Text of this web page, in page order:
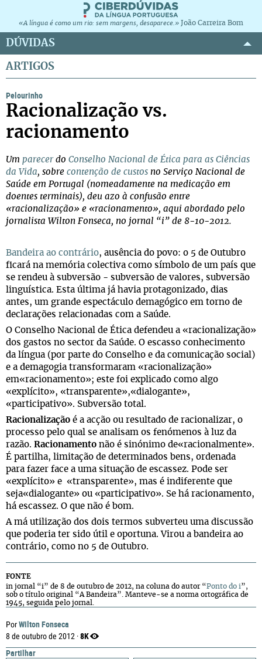
«A língua é como um rio: sem margens, desaparece.» João Carreira Bom
DÚVIDAS
ARTIGOS
PorWilton Fonseca
8 de outubro de 2012 ·8K
Partilhar
Pelourinho
Racionalização vs.
racionamento
Um parecerdo Conselho Nacional de Ética para as Ciências
da Vida, sobre contenção de custos no Serviço Nacional de
Saúde em Portugal (nomeadamente na medicação em
doentes terminais), deu azo à confusão entre
«racionalização» e «racionamento», aqui abordado pelo
jornalista Wilton Fonseca, no jornal “i” de 8-10-2012.
Bandeira ao contrário, ausência do povo: o 5 de Outubro
ficará na memória colectiva como símbolo de um país que
se rendeu à subversão - subversão de valores, subversão
linguística. Esta última já havia protagonizado, dias
antes, um grande espectáculo demagógico em torno de
declarações relacionadas com a Saúde.
O Conselho Nacional de Ética defendeu a «racionalização»
dos gastos no sector da Saúde. O escasso conhecimento
da língua (por parte do Conselho e da comunicação social)
e a demagogia transformaram «racionalização»
em«racionamento»; este foi explicado como algo
«explícito», «transparente»,«dialogante»,
«participativo». Subversão total.
Racionalização é a acção ou resultado de racionalizar, o
processo pelo qual se analisam os fenómenos à luz da
razão. Racionamento não é sinónimo de«racionalmente».
É partilha, limitação de determinados bens, ordenada
para fazer face a uma situação de escassez. Pode ser
«explícito» e «transparente», mas é indiferente que
seja«dialogante» ou «participativo». Se há racionamento,
há escassez. O que não é bom.
A má utilização dos dois termos subverteu uma discussão
que poderia ter sido útil e oportuna. Virou a bandeira ao
contrário, como no 5 de Outubro.
FONTE
in jornal “i” de 8 de outubro de 2012, na coluna do autor “Ponto do i”,
sob o título original “A Bandeira”. Manteve-se a norma ortográfica de
1945, seguida pelo jornal.